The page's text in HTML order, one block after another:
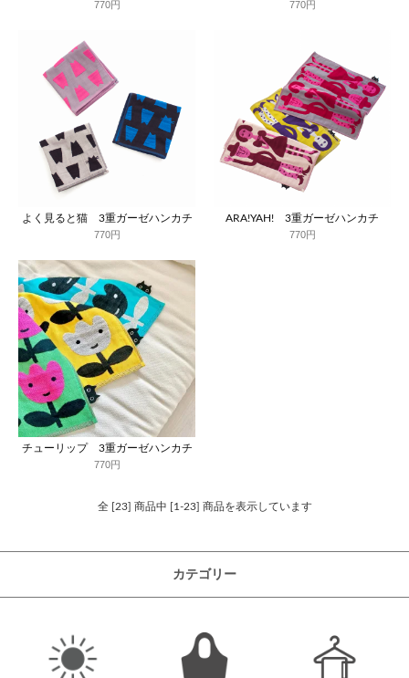
770円 770円
よく見ると猫 3重ガーゼハンカチ
770円
ARA!YAH! 3重ガーゼハンカチ
770円
チューリップ 3重ガーゼハンカチ
770円
全 [23] 商品中 [1-23] 商品を表示しています
カテゴリー